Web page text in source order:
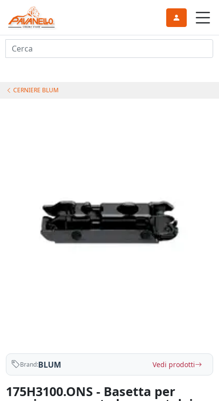
Cerca
CERNIERE BLUM
Brand:BLUM Vedi prodotti
175H3100.ONS - Basetta per